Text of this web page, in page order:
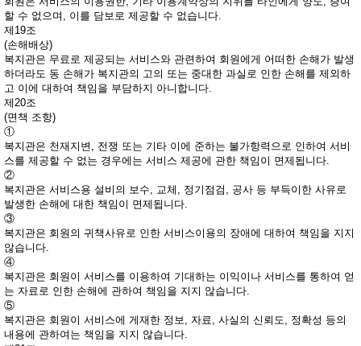
할 수 없으며, 이를 담보로 제공할 수 없습니다.
제19조
(손해배상)
복지관은 무료로 제공되는 서비스와 관련하여 회원에게 어떠한 손해가 발생
하더라도 동 손해가 복지관의 고의 또는 중대한 과실로 인한 손해를 제외하
고 이에 대하여 책임을 부담하지 아니합니다.
제20조
(면책 조항)
①
복지관은 천재지변, 전쟁 또는 기타 이에 준하는 불가항력으로 인하여 서비
스를 제공할 수 없는 경우에는 서비스 제공에 관한 책임이 면제됩니다.
②
복지관은 서비스용 설비의 보수, 교체, 정기점검, 공사 등 부득이한 사유로
발생한 손해에 대한 책임이 면제됩니다.
③
복지관은 회원의 귀책사유로 인한 서비스이용의 장애에 대하여 책임을 지지
않습니다.
④
복지관은 회원이 서비스를 이용하여 기대하는 이익이나 서비스를 통하여 얻
는 자료로 인한 손해에 관하여 책임을 지지 않습니다.
⑤
복지관은 회원이 서비스에 게재한 정보, 자료, 사실의 신뢰도, 정확성 등의
내용에 관하여는 책임을 지지 않습니다.